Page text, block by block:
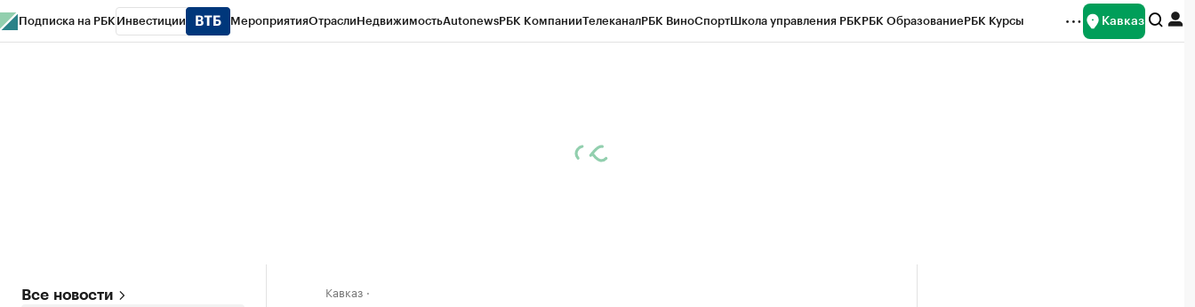
Подписка на РБК Инвестиции МероприятияОтраслиНедвижимостьAutonewsРБК КомпанииТелеканалРБК ВиноСпортШкола управления РБКРБК ОбразованиеРБК Курсы Кавказ
Все новости Кавказ